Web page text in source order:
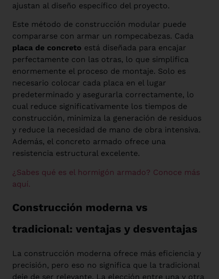
ajustan al diseño específico del proyecto.
Este método de construcción modular puede
compararse con armar un rompecabezas. Cada
placa de concreto está diseñada para encajar
perfectamente con las otras, lo que simplifica
enormemente el proceso de montaje. Solo es
necesario colocar cada placa en el lugar
predeterminado y asegurarla correctamente, lo
cual reduce significativamente los tiempos de
construcción, minimiza la generación de residuos
y reduce la necesidad de mano de obra intensiva.
Además, el concreto armado ofrece una
resistencia estructural excelente.
¿Sabes qué es el hormigón armado? Conoce más
aquí.
Construcción moderna vs
tradicional: ventajas y desventajas
La construcción moderna ofrece más eficiencia y
precisión, pero eso no significa que la tradicional
deje de ser relevante. La elección entre una y otra